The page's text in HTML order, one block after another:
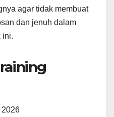
agar tidak membuat
dan jenuh dalam
ini.
2026